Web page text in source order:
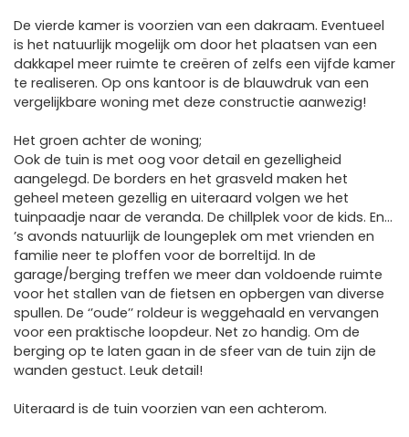
De vierde kamer is voorzien van een dakraam. Eventueel
is het natuurlijk mogelijk om door het plaatsen van een
dakkapel meer ruimte te creëren of zelfs een vijfde kamer
te realiseren. Op ons kantoor is de blauwdruk van een
vergelijkbare woning met deze constructie aanwezig!
Het groen achter de woning;
Ook de tuin is met oog voor detail en gezelligheid
aangelegd. De borders en het grasveld maken het
geheel meteen gezellig en uiteraard volgen we het
tuinpaadje naar de veranda. De chillplek voor de kids. En…
’s avonds natuurlijk de loungeplek om met vrienden en
familie neer te ploffen voor de borreltijd. In de
garage/berging treffen we meer dan voldoende ruimte
voor het stallen van de fietsen en opbergen van diverse
spullen. De ‘’oude’’ roldeur is weggehaald en vervangen
voor een praktische loopdeur. Net zo handig. Om de
berging op te laten gaan in de sfeer van de tuin zijn de
wanden gestuct. Leuk detail!
Uiteraard is de tuin voorzien van een achterom.